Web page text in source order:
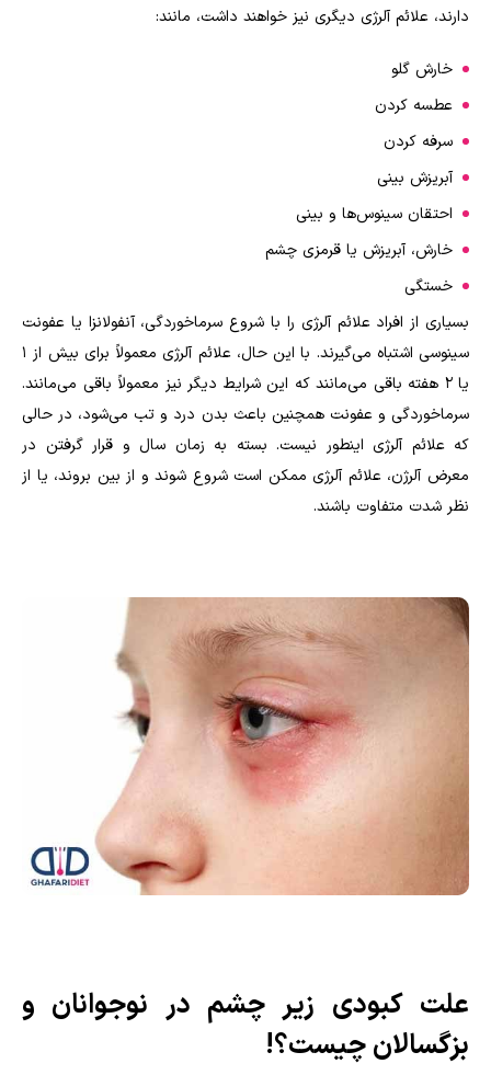
دارند، علائم آلرژی دیگری نیز خواهند داشت، مانند:
خارش گلو
عطسه کردن
سرفه کردن
آبریزش بینی
احتقان سینوس‌ها و بینی
خارش، آبریزش یا قرمزی چشم
خستگی
بسیاری از افراد علائم آلرژی را با شروع سرماخوردگی، آنفولانزا یا عفونت
سینوسی اشتباه می‌گیرند. با این حال، علائم آلرژی معمولاً برای بیش از ۱
یا ۲ هفته باقی می‌مانند که این شرایط دیگر نیز معمولاً باقی می‌مانند.
سرماخوردگی و عفونت همچنین باعث بدن درد و تب می‌شود، در حالی
که علائم آلرژی اینطور نیست. بسته به زمان سال و قرار گرفتن در
معرض آلرژن، علائم آلرژی ممکن است شروع شوند و از بین بروند، یا از
نظر شدت متفاوت باشند.
علت کبودی زیر چشم در نوجوانان و
بزگسالان چیست؟!